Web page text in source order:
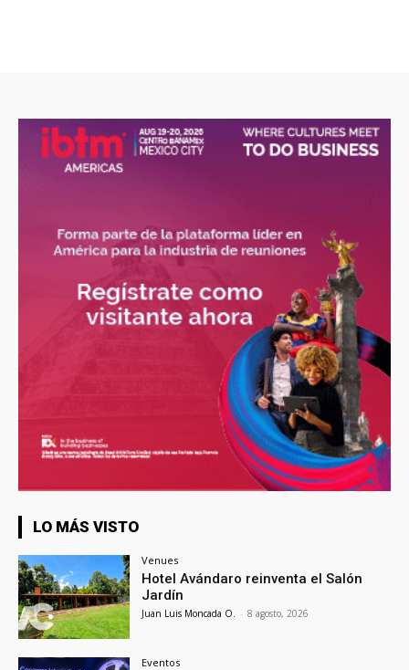
LO MÁS VISTO
Venues
Hotel Avándaro reinventa el Salón
Jardín
Juan Luis Moncada O. - 8 agosto, 2026
Eventos